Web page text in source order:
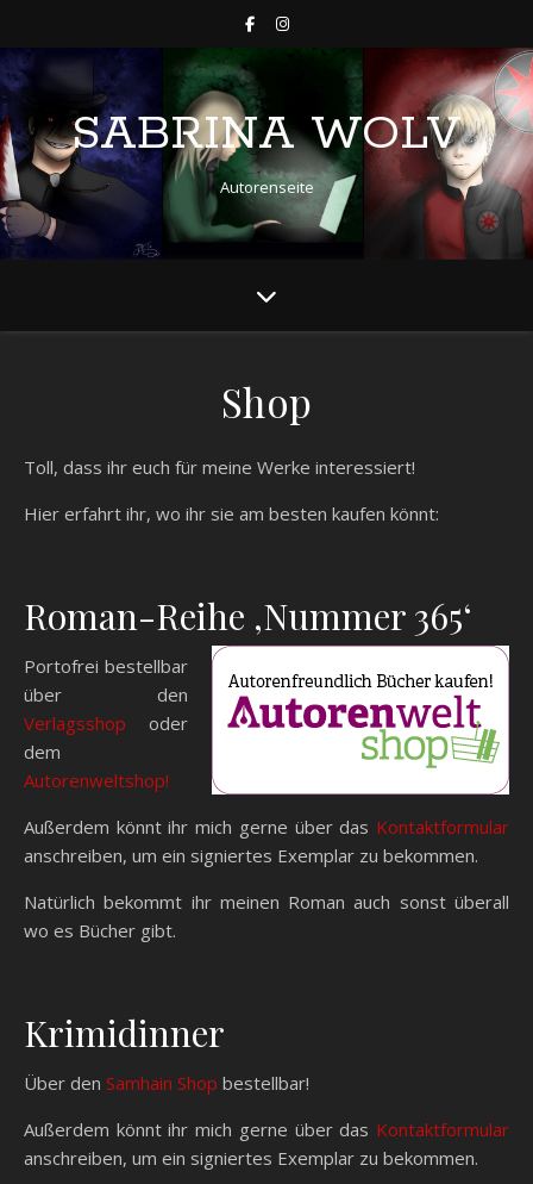
SABRINA WOLV
Autorenseite
Shop
Toll, dass ihr euch für meine Werke interessiert!
Hier erfahrt ihr, wo ihr sie am besten kaufen könnt:
Roman-Reihe ‚Nummer 365‘
Portofrei bestellbar
über den
Verlagsshop oder
dem
Autorenweltshop!
Außerdem könnt ihr mich gerne über das Kontaktformular
anschreiben, um ein signiertes Exemplar zu bekommen.
Natürlich bekommt ihr meinen Roman auch sonst überall
wo es Bücher gibt.
Krimidinner
Über den Samhain Shop bestellbar!
Außerdem könnt ihr mich gerne über das Kontaktformular
anschreiben, um ein signiertes Exemplar zu bekommen.